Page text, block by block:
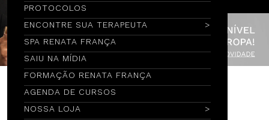
PROTOCOLOS
ENCONTRE SUA TERAPEUTA
SPA RENATA FRANÇA
SAIU NA MÍDIA
FORMAÇÃO RENATA FRANÇA
AGENDA DE CURSOS
NOSSA LOJAEncontre por Nome